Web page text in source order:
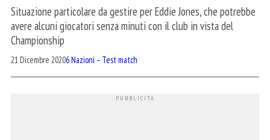
Situazione particolare da gestire per Eddie Jones, che potrebbe
avere alcuni giocatori senza minuti con il club in vista del
Championship
21 Dicembre 20206 Nazioni – Test match